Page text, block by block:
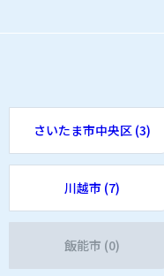
さいたま市中央区 (3)
川越市 (7)
飯能市 (0)